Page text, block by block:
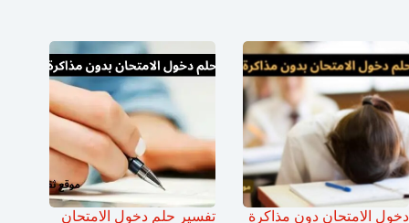
دخول الامتحان دون مذاكرة
تفسير حلم دخول الامتحان